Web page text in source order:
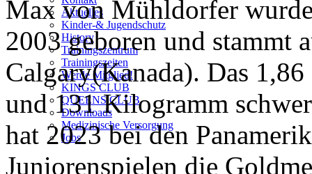
Aktuelles
Kinder-& Jugendschutz
History
Trainingszentrum
Trainingszeiten
Werde Mitglied!
KINGS CLUB
QUEENS CLUB
Downloads
Medizinische Versorgung
Jobs
Max von Mühldorfer
2003geboren und stammt
Calgary(Kanada). Das
und 131 Kilogramm
hat 2023 bei den
Juniorenspielen die